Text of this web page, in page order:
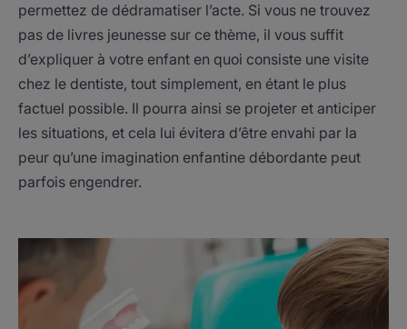
permettez de dédramatiser l’acte. Si vous ne trouvez
pas de livres jeunesse sur ce thème, il vous suffit
d’expliquer à votre enfant en quoi consiste une visite
chez le dentiste, tout simplement, en étant le plus
factuel possible. Il pourra ainsi se projeter et anticiper
les situations, et cela lui évitera d’être envahi par la
peur qu’une imagination enfantine débordante peut
parfois engendrer.